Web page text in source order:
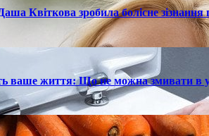
Квіткова зробила болісне
ваше життя: Що не можна змивати в